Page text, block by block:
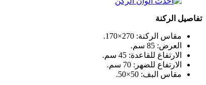
تفاصيل الركنة
مقاس الركنة: 270×170.
العرض: 85 سم.
الارتفاع للقاعدة: 45 سم.
الارتفاع للضهر: 70 سم.
مقاس البف: 50×50.